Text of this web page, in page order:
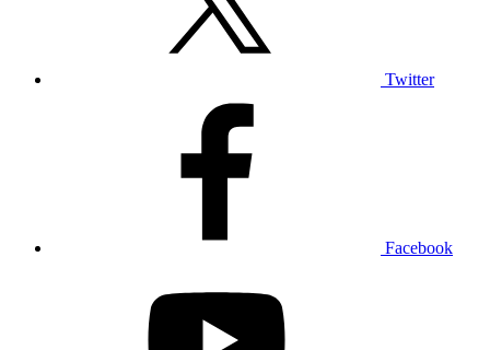
Twitter
Facebook